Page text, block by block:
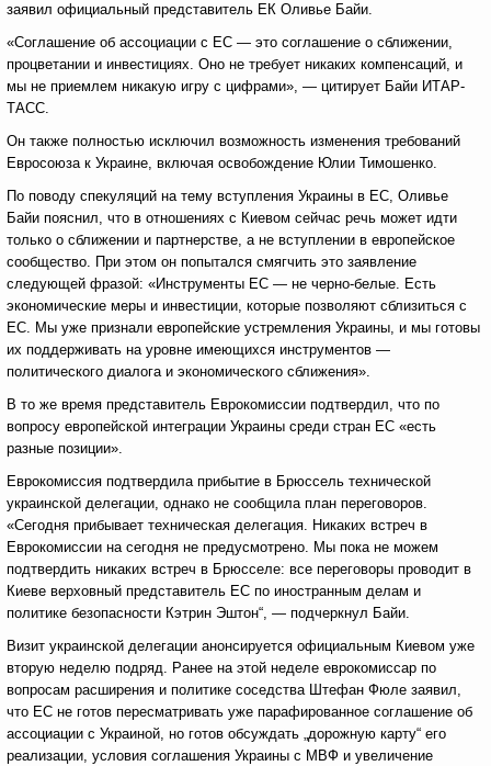
заявил официальный представитель ЕК Оливье Байи.
«Соглашение об ассоциации с ЕС — это соглашение о сближении,
процветании и инвестициях. Оно не требует никаких компенсаций, и
мы не приемлем никакую игру с цифрами», — цитирует Байи ИТАР-
ТАСС.
Он также полностью исключил возможность изменения требований
Евросоюза к Украине, включая освобождение Юлии Тимошенко.
По поводу спекуляций на тему вступления Украины в ЕС, Оливье
Байи пояснил, что в отношениях с Киевом сейчас речь может идти
только о сближении и партнерстве, а не вступлении в европейское
сообщество. При этом он попытался смягчить это заявление
следующей фразой: «Инструменты ЕС — не черно-белые. Есть
экономические меры и инвестиции, которые позволяют сблизиться с
ЕС. Мы уже признали европейские устремления Украины, и мы готовы
их поддерживать на уровне имеющихся инструментов —
политического диалога и экономического сближения».
В то же время представитель Еврокомиссии подтвердил, что по
вопросу европейской интеграции Украины среди стран ЕС «есть
разные позиции».
Еврокомиссия подтвердила прибытие в Брюссель технической
украинской делегации, однако не сообщила план переговоров.
«Сегодня прибывает техническая делегация. Никаких встреч в
Еврокомиссии на сегодня не предусмотрено. Мы пока не можем
подтвердить никаких встреч в Брюсселе: все переговоры проводит в
Киеве верховный представитель ЕС по иностранным делам и
политике безопасности Кэтрин Эштон“, — подчеркнул Байи.
Визит украинской делегации анонсируется официальным Киевом уже
вторую неделю подряд. Ранее на этой неделе еврокомиссар по
вопросам расширения и политике соседства Штефан Фюле заявил,
что ЕС не готов пересматривать уже парафированное соглашение об
ассоциации с Украиной, но готов обсуждать „дорожную карту“ его
реализации, условия соглашения Украины с МВФ и увеличение